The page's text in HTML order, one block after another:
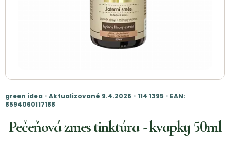
green idea・Aktualizované 9.4.2026・114 1395・EAN:
8594060117188
Pečeňová zmes tinktúra - kvapky 50ml